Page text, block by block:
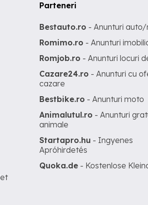
Parteneri
Bestauto.ro - Anunturi
Romimo.ro - Anunturi
Romjob.ro - Anunturi locuri
Cazare24.ro - Anunturi cu
cazare
Bestbike.ro - Anunturi moto
Animalutul.ro - Anunturi
animale
Startapro.hu - Ingyenes
Apróhirdetés
Quoka.de - Kostenlose